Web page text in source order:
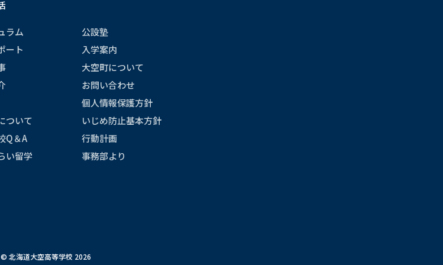
ラム
ート
ついて
Q＆A
い留学
公設塾
入学案内
大空町について
お問い合わせ
個人情報保護方針
いじめ防止基本方針
行動計画
事務部より
© 北海道大空高等学校 2026